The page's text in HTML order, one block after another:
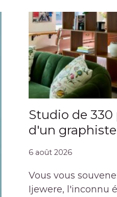
Studio de 330
d'un
6 août 2026
Vous vous
Ijewere, l'inconnu